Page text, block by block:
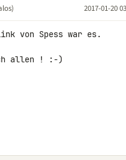
2017-01-20
von Spess war es.
allen ! :-)